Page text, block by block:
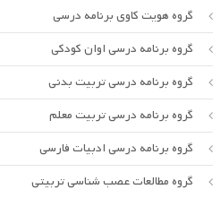
گروه هویت کاوی برنامه درسی
گروه برنامه درسی اوان کودکی
گروه برنامه درسی تربیت بدنی
گروه برنامه درسی تربیت معلم
گروه برنامه درسی ادبیات فارسی
گروه مطالعات عصب شناسی تربیتی